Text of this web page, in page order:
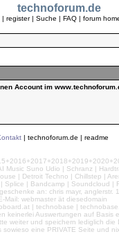
technoforum.de
| register | Suche | FAQ| forum
Account im
| technoforum.de | readme
Suno Udio | Schranz |
| Detroit Techno | Chillstep |
| Bandcamp | Soundcloud |
an: chris mayr,
Mail: webmaster ät diesedomain
| technobase |
Auswertungen auf
und speichern lediglich
sowieso eine PRIVATE Seite und